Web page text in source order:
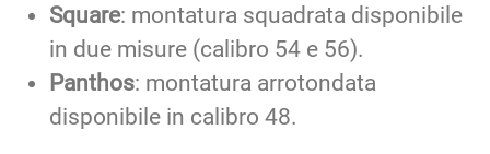
Square: montatura squadrata disponibile
in due misure (calibro 54 e 56).
Panthos: montatura arrotondata
disponibile in calibro 48.